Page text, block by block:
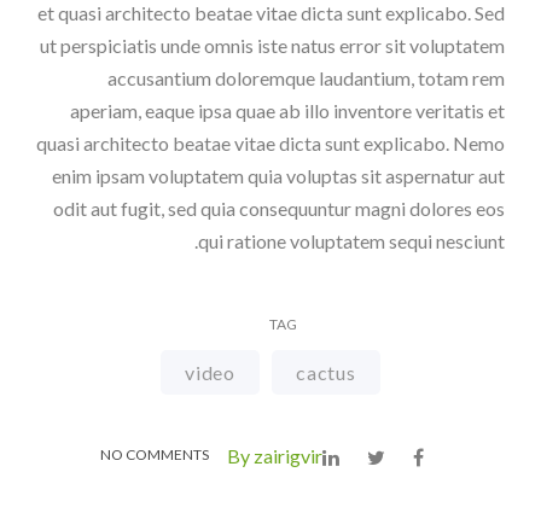
et quasi architecto beatae vitae dicta sunt explicabo. Sed
ut perspiciatis unde omnis iste natus error sit voluptatem
accusantium doloremque laudantium, totam rem
aperiam, eaque ipsa quae ab illo inventore veritatis et
quasi architecto beatae vitae dicta sunt explicabo. Nemo
enim ipsam voluptatem quia voluptas sit aspernatur aut
odit aut fugit, sed quia consequuntur magni dolores eos
qui ratione voluptatem sequi nesciunt.
TAG
cactus
video
By zairigvir
NO COMMENTS